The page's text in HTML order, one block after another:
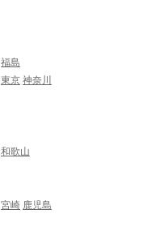
福島
東京 神奈川
和歌山
宮崎 鹿児島